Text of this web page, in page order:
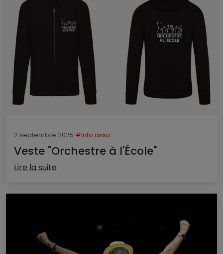
2 septembre 2025 #Info asso
Veste "Orchestre à l'École"
Lire la suite